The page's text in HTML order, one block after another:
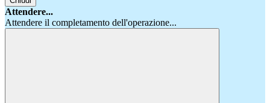
Attendere...
Attendere il completamento dell'operazione...